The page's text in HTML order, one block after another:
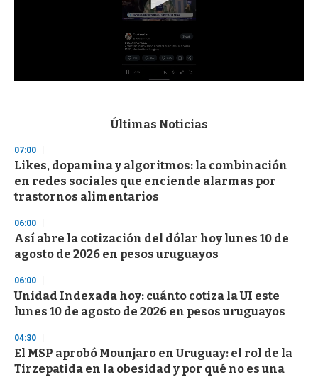
s
d
s
o
f
3
s
e
c
o
d
s
Últimas Noticias
07:00
Likes, dopamina y algoritmos: la combinación
en redes sociales que enciende alarmas por
trastornos alimentarios
06:00
Así abre la cotización del dólar hoy lunes 10 de
agosto de 2026 en pesos uruguayos
06:00
Unidad Indexada hoy: cuánto cotiza la UI este
lunes 10 de agosto de 2026 en pesos uruguayos
04:30
El MSP aprobó Mounjaro en Uruguay: el rol de la
Tirzepatida en la obesidad y por qué no es una